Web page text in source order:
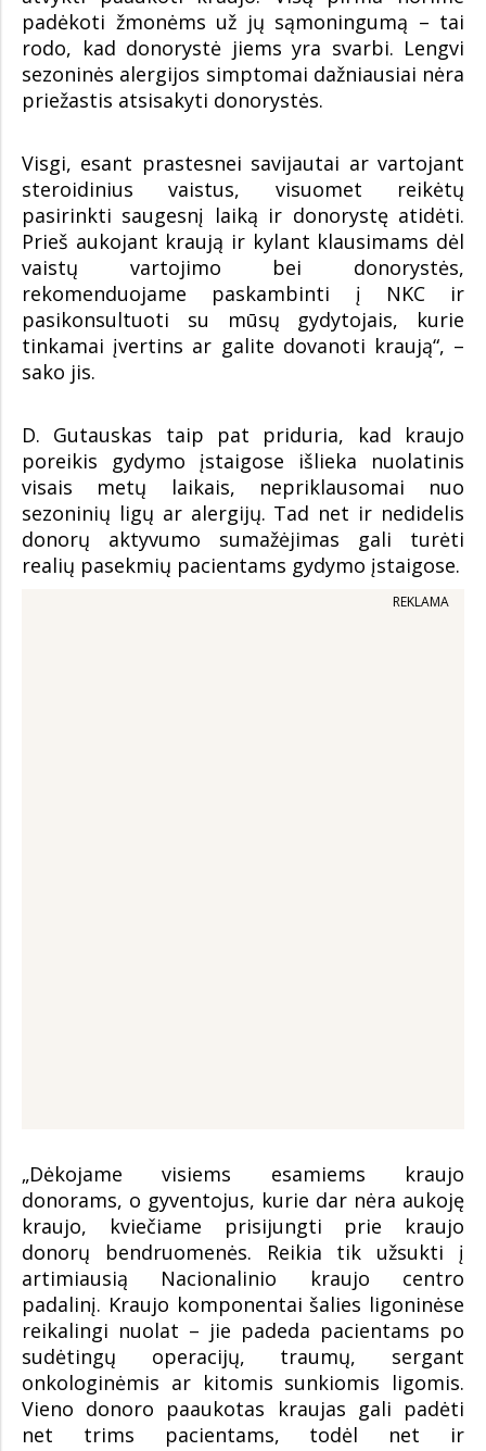
padėkoti žmonėms už jų sąmoningumą – tai
rodo, kad donorystė jiems yra svarbi. Lengvi
sezoninės alergijos simptomai dažniausiai nėra
priežastis atsisakyti donorystės.
Visgi, esant prastesnei savijautai ar vartojant
steroidinius vaistus, visuomet reikėtų
pasirinkti saugesnį laiką ir donorystę atidėti.
Prieš aukojant kraują ir kylant klausimams dėl
vaistų vartojimo bei donorystės,
rekomenduojame paskambinti į NKC ir
pasikonsultuoti su mūsų gydytojais, kurie
tinkamai įvertins ar galite dovanoti kraują“, –
sako jis.
D. Gutauskas taip pat priduria, kad kraujo
poreikis gydymo įstaigose išlieka nuolatinis
visais metų laikais, nepriklausomai nuo
sezoninių ligų ar alergijų. Tad net ir nedidelis
donorų aktyvumo sumažėjimas gali turėti
realių pasekmių pacientams gydymo įstaigose.
REKLAMA
„Dėkojame visiems esamiems kraujo
donorams, o gyventojus, kurie dar nėra aukoję
kraujo, kviečiame prisijungti prie kraujo
donorų bendruomenės. Reikia tik užsukti į
artimiausią Nacionalinio kraujo centro
padalinį. Kraujo komponentai šalies ligoninėse
reikalingi nuolat – jie padeda pacientams po
sudėtingų operacijų, traumų, sergant
onkologinėmis ar kitomis sunkiomis ligomis.
Vieno donoro paaukotas kraujas gali padėti
net trims pacientams, todėl net ir